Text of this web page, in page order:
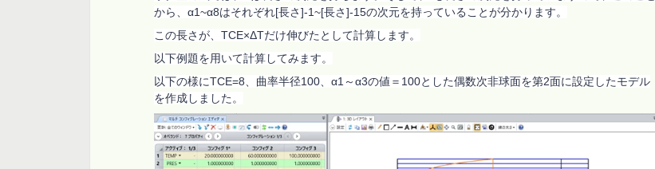
から、α1~α8はそれぞれ[長さ]-1~[長さ]-15の次元を持っていることが分かります。
この長さが、 TCE×ΔTだけ伸びたとして計算します。
以下例題を用いて計算してみます。
以下の様にTCE=8、曲率半径100、α1～α3の値＝ 100とした偶数次非球面を第2面に設定したモデル
を作成しました。